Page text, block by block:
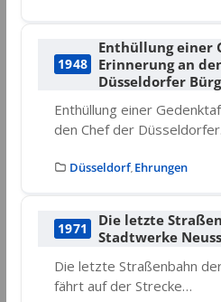
1948
Enthüllung einer
Erinnerung an
Düsseldorfer
Enthüllung einer
den Chef der
Düsseldorf, Ehrungen
1971
Die letzte
Stadtwerke
Die letzte Straßenbahn
fährt auf der Strecke…